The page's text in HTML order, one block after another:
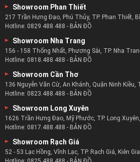
Showroom Phan Thiết
217 Trần Hưng Đạo, Phú Thủy, TP. Phan Thiết,
Hotline: 0829.488.488 - BẢN ĐỒ
Showroom Nha Trang
156 - 158 Thống Nhất, Phương Sài, TP. Nha
Hotline: 0818.488.488 - BẢN ĐỒ
Showroom Cần Thơ
136 Nguyễn Văn Cừ, An Khánh, Quận Ninh Kiều,
Hotline: 0823.488.488 - BẢN ĐỒ
Showroom Long Xuyên
1626 Trần Hưng Đạo, Mỹ Phước, TP. Long
Hotline: 0817.488.488 - BẢN ĐỒ
Showroom Rạch Giá
52 - 53 Lạc Hồng, Vĩnh Lạc, TP. Rạch Giá, Kiên